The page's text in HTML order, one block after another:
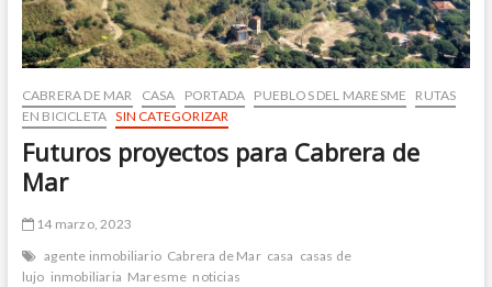
CABRERA DE MAR CASA PORTADA PUEBLOS DEL MARESME
RUTAS
EN BICICLETA SIN CATEGORIZAR
Futuros proyectos para Cabrera de
Mar
14 marzo, 2023
agente inmobiliario Cabrera de Mar casa casas de
lujo inmobiliaria Maresme noticias